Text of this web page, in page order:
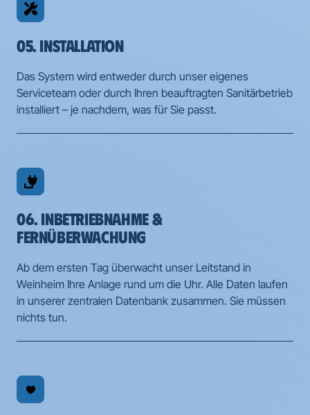
05. INSTALLATION
Das System wird entweder durch unser eigenes
Serviceteam oder durch Ihren beauftragten Sanitärbetrieb
installiert – je nachdem, was für Sie passt.
06. INBETRIEBNAHME &
FERNÜBERWACHUNG
Ab dem ersten Tag überwacht unser Leitstand in
Weinheim Ihre Anlage rund um die Uhr. Alle Daten laufen
in unserer zentralen Datenbank zusammen. Sie müssen
nichts tun.